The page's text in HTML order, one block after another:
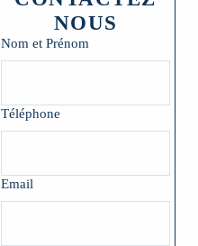
NOUS
Nom et Prénom
Téléphone
Email